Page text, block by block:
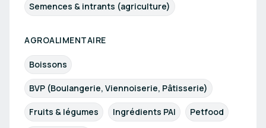
Semences & intrants (agriculture)
AGROALIMENTAIRE
Boissons
BVP (Boulangerie, Viennoiserie, Pâtisserie)
Fruits & légumes Ingrédients PAI Petfood